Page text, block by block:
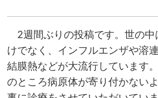
2週間ぶりの投稿です。世の中
けでなく、インフルエンザや溶
結膜熱などが大流行しています
のところ病原体が寄り付かない